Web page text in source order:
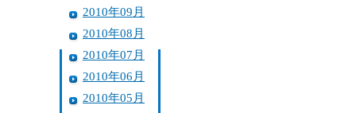
2010年09月
2010年08月
2010年07月
2010年06月
2010年05月